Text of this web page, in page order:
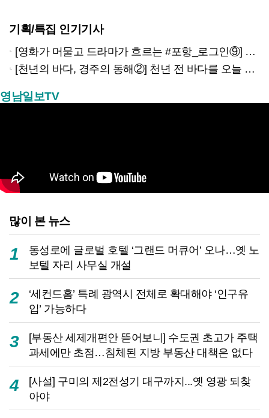
기획/특집 인기기사
[영화가 머물고 드라마가 흐르는 #포항_로그인⑨] 하루 끝의 조용한 여운을 느끼고 싶을 때 ‘월포역’
[천년의 바다, 경주의 동해②] 천년 전 바다를 오늘 만나는 방법
영남일보TV
많이 본 뉴스
1
동성로에 글로벌 호텔 ‘그랜드 머큐어’ 오나…옛 노
보텔 자리 사무실 개설
2
‘세컨드홈’ 특례 광역시 전체로 확대해야 ‘인구유
입’ 가능하다
3
[부동산 세제개편안 뜯어보니] 수도권 초고가 주택
과세에만 초점…침체된 지방 부동산 대책은 없다
4
[사설] 구미의 제2전성기 대구까지...옛 영광 되찾
아야